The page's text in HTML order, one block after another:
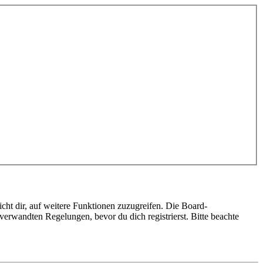
dir, auf weitere Funktionen zuzugreifen. Die Board-
Regelungen, bevor du dich registrierst. Bitte beachte